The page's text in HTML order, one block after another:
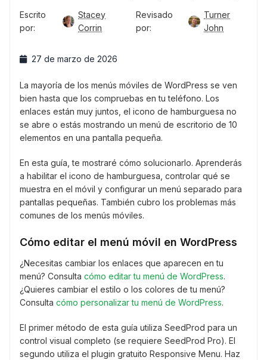
Escrito
por:
Stacey
Corrin
Revisado
por:
Turner
John
27 de marzo de 2026
La mayoría de los menús móviles de WordPress se ven
bien hasta que los compruebas en tu teléfono. Los
enlaces están muy juntos, el icono de hamburguesa no
se abre o estás mostrando un menú de escritorio de 10
elementos en una pantalla pequeña.
En esta guía, te mostraré cómo solucionarlo. Aprenderás
a habilitar el icono de hamburguesa, controlar qué se
muestra en el móvil y configurar un menú separado para
pantallas pequeñas. También cubro los problemas más
comunes de los menús móviles.
Cómo editar el menú móvil en WordPress
¿Necesitas cambiar los enlaces que aparecen en tu
menú? Consulta cómo editar tu menú de WordPress.
¿Quieres cambiar el estilo o los colores de tu menú?
Consulta cómo personalizar tu menú de WordPress.
El primer método de esta guía utiliza SeedProd para un
control visual completo (se requiere SeedProd Pro). El
segundo utiliza el plugin gratuito Responsive Menu. Haz